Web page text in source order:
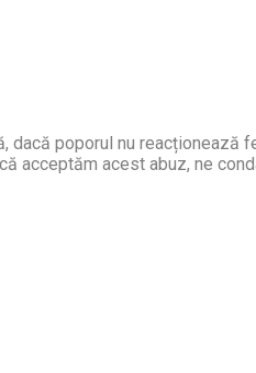
poporul nu reacționează
acceptăm acest abuz, ne